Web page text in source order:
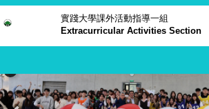
主
內
容
實踐大學課外活動指導一組
Extracurricular Activities Section